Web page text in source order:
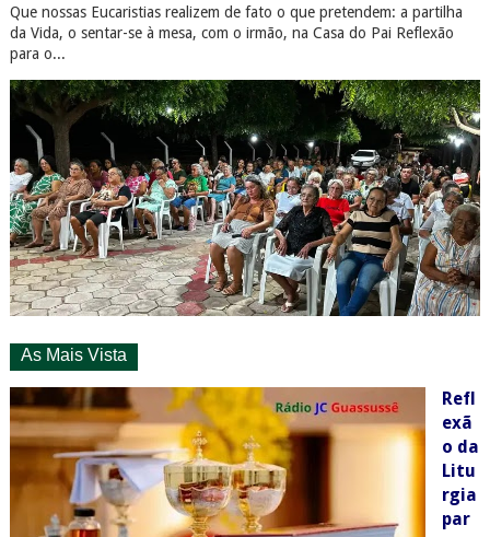
Que nossas Eucaristias realizem de fato o que pretendem: a partilha
da Vida, o sentar-se à mesa, com o irmão, na Casa do Pai Reflexão
para o...
As Mais Vista
Refl
exã
o da
Litu
rgia
par